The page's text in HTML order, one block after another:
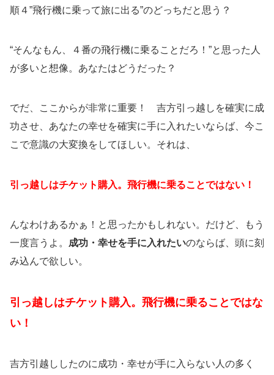
順４”飛行機に乗って旅に出る”のどっちだと思う？
“そんなもん、４番の飛行機に乗ることだろ！”と思った人
が多いと想像。あなたはどうだった？
でだ、ここからが非常に重要！ 吉方引っ越しを確実に成
功させ、あなたの幸せを確実に手に入れたいならば、今こ
こで意識の大変換をしてほしい。それは、
引っ越しはチケット購入。飛行機に乗ることではない！
んなわけあるかぁ！と思ったかもしれない。だけど、もう
一度言うよ。 成功・幸せを手に入れたいのならば、頭に刻
み込んで欲しい。
引っ越しはチケット購入。飛行機に乗ることではな
い！
吉方引越ししたのに成功・幸せが手に入らない人の多く